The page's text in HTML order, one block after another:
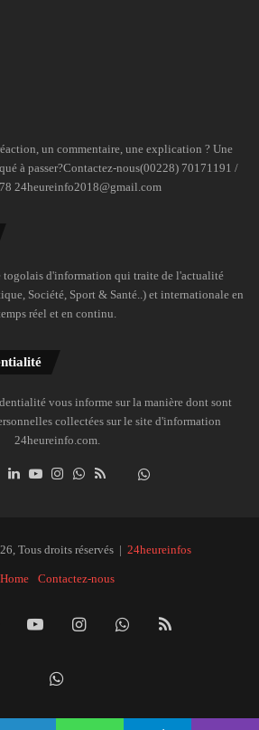
un commentaire, une explication ? Une
à passer?Contactez-nous(00228) 70171191 /
24heureinfo2018@gmail.com
togolais d'information qui traite de l'actualité
Société, Sport & Santé..) et internationale en
réel et en continu.
vous informe sur la manière dont sont
collectées sur le site d'information
24heureinfo.com.
X LinkedinYouTubeInstagramWhatsAppDailymotion
Tous droits réservés | 24heureinfos
Home Contactez-nous
YouTubeInstagramWhatsApp
RSS
la